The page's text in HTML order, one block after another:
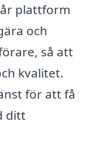
plattform
och
så att
kvalitet.
för att få
ditt